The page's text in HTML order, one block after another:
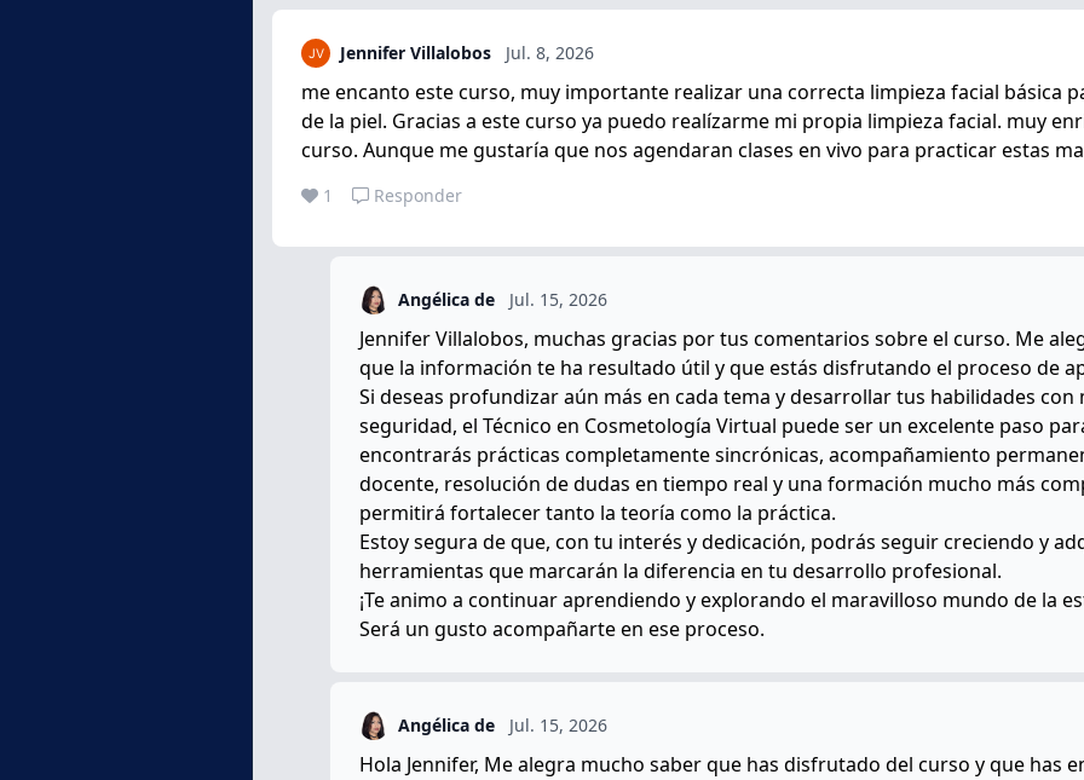
Jennifer Villalobos Jul. 8, 2026
me encanto este curso, muy importante realizar una correcta limpieza facial básica
de la piel. Gracias a este curso ya puedo realízarme mi propia limpieza facial. muy
curso. Aunque me gustaría que nos agendaran clases en vivo para practicar estas
1 Responder
Angélica de Jul. 15, 2026
Jennifer Villalobos, muchas gracias por tus comentarios sobre el curso. Me
que la información te ha resultado útil y que estás disfrutando el proceso de
Si deseas profundizar aún más en cada tema y desarrollar tus habilidades con
seguridad, el Técnico en Cosmetología Virtual puede ser un excelente paso
encontrarás prácticas completamente sincrónicas, acompañamiento
docente, resolución de dudas en tiempo real y una formación mucho más
permitirá fortalecer tanto la teoría como la práctica.
Estoy segura de que, con tu interés y dedicación, podrás seguir creciendo y
herramientas que marcarán la diferencia en tu desarrollo profesional.
¡Te animo a continuar aprendiendo y explorando el maravilloso mundo de la
Será un gusto acompañarte en ese proceso.
Angélica de Jul. 15, 2026
Hola Jennifer, Me alegra mucho saber que has disfrutado del curso y que has